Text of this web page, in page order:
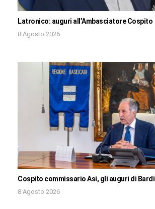
Latronico: auguri all’Ambasciatore Cospito
8 Agosto 2026
Cospito commissario Asi, gli auguri di Bardi
8 Agosto 2026